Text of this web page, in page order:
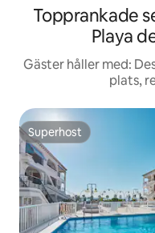
Topprankade
Playa
Gäster håller med:
plats,
Superhost
Superhost